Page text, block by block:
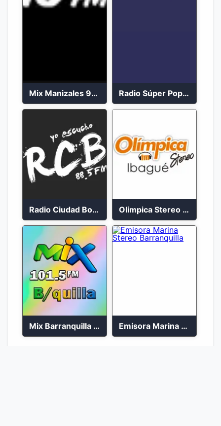
Mix Manizales 95.1 FM en Vivo Radio Súper Popayán en vivo 2023
Radio Ciudad Bolívar 88.5 FM Olimpica Stereo Ibagué 94.3 FM
Mix Barranquilla en vivo 103.9 FM Emisora Marina Stereo Barranquilla